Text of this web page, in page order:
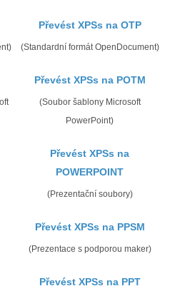
Převést XPSs na OTP
(Standardní formát OpenDocument)
Převést XPSs na POTM
(Soubor šablony Microsoft
PowerPoint)
Převést XPSs na
POWERPOINT
(Prezentační soubory)
Převést XPSs na PPSM
(Prezentace s podporou maker)
Převést XPSs na PPT